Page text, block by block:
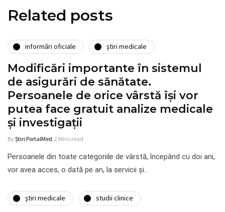
Related posts
informări oficiale ştiri medicale
Modificări importante în sistemul
de asigurări de sănătate.
Persoanele de orice vârstă își vor
putea face gratuit analize medicale
şi investigaţii
ByȘtiri PortalMed 2 Mins read
Persoanele din toate categoriile de vârstă, începând cu doi ani,
vor avea acces, o dată pe an, la servicii şi…
ştiri medicale studii clinice